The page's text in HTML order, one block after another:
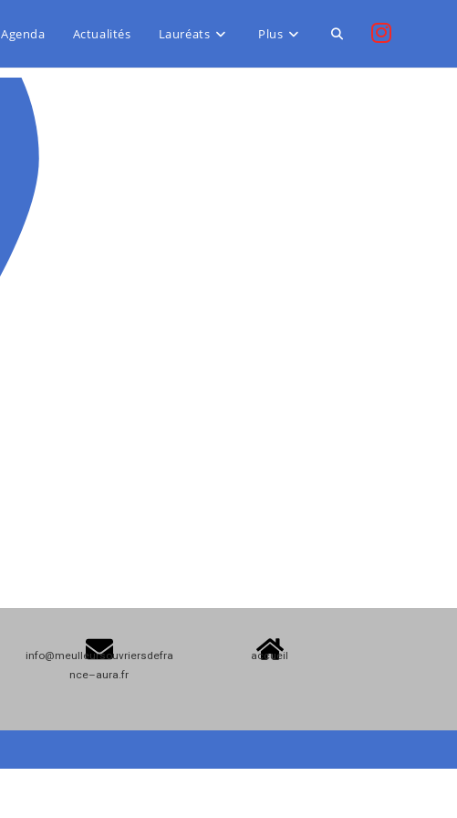
Agenda Actualités Lauréats Plus
info@meulleursouvriersdefra
nce–aura.fr
accueil